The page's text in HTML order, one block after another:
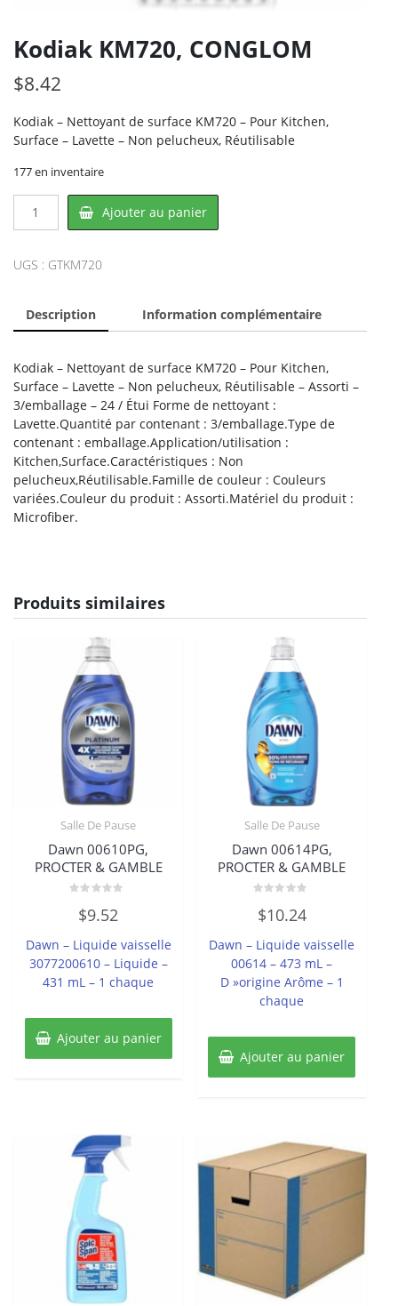
Kodiak KM720, CONGLOM
$8.42
Kodiak – Nettoyant de surface KM720 – Pour Kitchen,
Surface – Lavette – Non pelucheux, Réutilisable
177 en inventaire
KM720,
Ajouter au panier
UGS : GTKM720
Description Information complémentaire
Kodiak – Nettoyant de surface KM720 – Pour Kitchen,
Surface – Lavette – Non pelucheux, Réutilisable – Assorti –
3/emballage – 24 / Étui Forme de nettoyant :
Lavette.Quantité par contenant : 3/emballage.Type de
contenant : emballage.Application/utilisation :
Kitchen,Surface.Caractéristiques : Non
pelucheux,Réutilisable.Famille de couleur : Couleurs
variées.Couleur du produit : Assorti.Matériel du produit :
Microfiber.
Produits similaires
Salle De Pause
Dawn 00610PG,
PROCTER & GAMBLE
sur
$9.52
Dawn – Liquide vaisselle
3077200610 – Liquide –
431 mL – 1 chaque
Ajouter au panier
Salle De Pause
Dawn 00614PG,
PROCTER & GAMBLE
0
sur
$10.24
Dawn – Liquide vaisselle
00614 – 473 mL –
D »origine Arôme – 1
chaque
Ajouter au panier